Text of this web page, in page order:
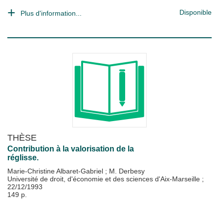
Plus d'information... Disponible
THÈSE
Contribution à la valorisation de la
réglisse.
Marie-Christine Albaret-Gabriel ; M. Derbesy
Université de droit, d'économie et des sciences d'Aix-Marseille ;
22/12/1993
149 p.